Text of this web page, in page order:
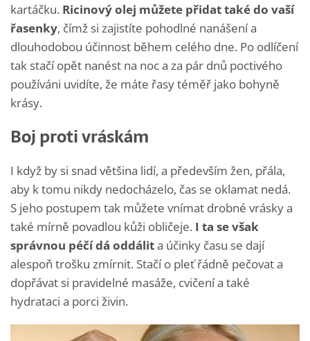
kartáčku. Ricinový olej můžete přidat také do vaší
řasenky, čímž si zajistíte pohodlné nanášení a
dlouhodobou účinnost během celého dne. Po odlíčení
tak stačí opět nanést na noc a za pár dnů poctivého
používáni uvidíte, že máte řasy téměř jako bohyně
krásy.
Boj proti vráskám
I když by si snad většina lidí, a především žen, přála,
aby k tomu nikdy nedocházelo, čas se oklamat nedá.
S jeho postupem tak můžete vnímat drobné vrásky a
také mírně povadlou kůži obličeje. I ta se však
správnou péčí dá oddálita účinky času se dají
alespoň trošku zmírnit. Stačí o pleť řádně pečovat a
dopřávat si pravidelné masáže, cvičení a také
hydrataci a porci živin.